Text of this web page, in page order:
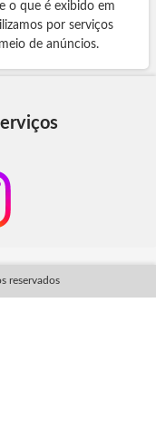
o que é exibido em
por serviços
de anúncios.
reservados